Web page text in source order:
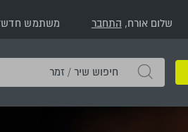
שלום אורח, התחבר משתמש